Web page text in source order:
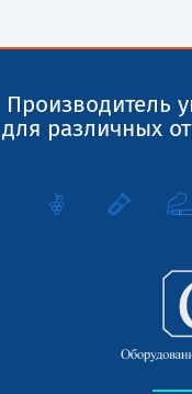
Производитель
для различных